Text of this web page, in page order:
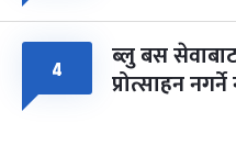
४ ब्लु बस
प्रोत्साहन